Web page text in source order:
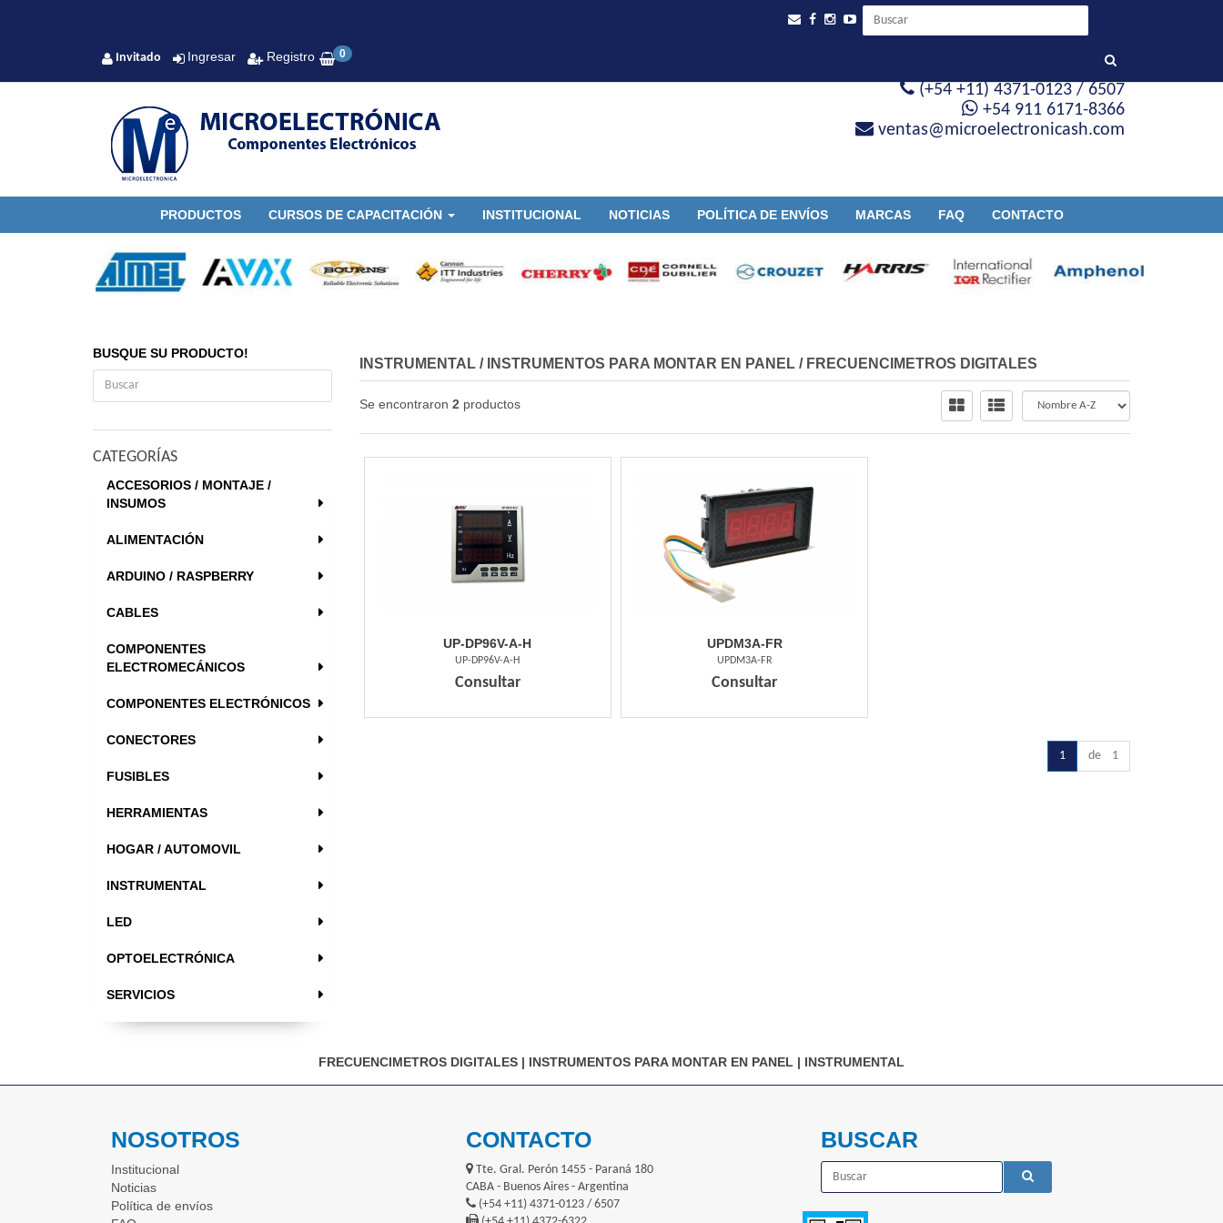
Invitado Ingresar Registro 0
PRODUCTOS CURSOS DE CAPACITACIÓN INSTITUCIONAL NOTICIAS POLÍTICA DE ENVÍOS MARCAS FAQ CONTACTO
(+54 +11) 4371-0123 / 6507
+54 911 6171-8366
ventas@microelectronicash.com
BUSQUE SU PRODUCTO!
CATEGORÍAS
ACCESORIOS / MONTAJE /
INSUMOS
ALIMENTACIÓN
ARDUINO / RASPBERRY
CABLES
COMPONENTES
ELECTROMECÁNICOS
COMPONENTES ELECTRÓNICOS
CONECTORES
FUSIBLES
HERRAMIENTAS
HOGAR / AUTOMOVIL
INSTRUMENTAL
LED
OPTOELECTRÓNICA
SERVICIOS
INSTRUMENTAL/ INSTRUMENTOS PARA MONTAR EN PANEL/ FRECUENCIMETROS DIGITALES
Se encontraron 2 productos
UP-DP96V-A-H
UP-DP96V-A-H
Consultar
UPDM3A-FR
UPDM3A-FR
Consultar
1 de 1
FRECUENCIMETROS DIGITALES | INSTRUMENTOS PARA MONTAR EN PANEL | INSTRUMENTAL
NOSOTROS
Institucional
Noticias
Política de envíos
CONTACTO
Tte. Gral. Perón 1455 - Paraná 180
CABA - Buenos Aires - Argentina
(+54 +11) 4371-0123 / 6507
BUSCAR